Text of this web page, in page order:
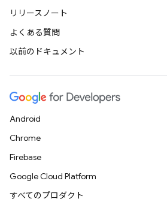
リリースノート
よくある質問
以前のドキュメント
Android
Chrome
Firebase
Google Cloud Platform
すべてのプロダクト